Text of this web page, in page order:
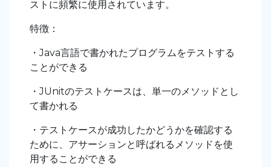
ストに頻繁に使用されています。
特徴：
・Java言語で書かれたプログラムをテストする
ことができる
・JUnitのテストケースは、単一のメソッドとし
て書かれる
・テストケースが成功したかどうかを確認する
ために、アサーションと呼ばれるメソッドを使
用することができる